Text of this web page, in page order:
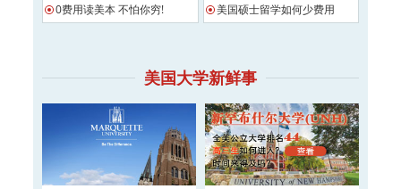
0费用读美本 不怕你穷! 美国硕士留学如何少费用
美国大学新鲜事